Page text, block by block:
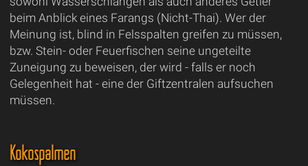
beim Anblick eines Farangs (Nicht-Thai). Wer der
Meinung ist, blind in Felsspalten greifen zu müssen,
bzw. Stein- oder Feuerfischen seine ungeteilte
Zuneigung zu beweisen, der wird - falls er noch
Gelegenheit hat - eine der Giftzentralen aufsuchen
müssen.
Kokospalmen